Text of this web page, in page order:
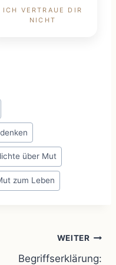
ICH VERTRAUE DIR
NICHT
über Mut
zum Leben
WEITER
Begriffserklärung: